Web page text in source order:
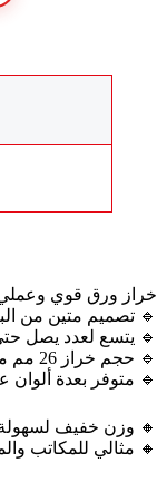
خراز ورق قوي وعملي
🔹 تصميم متين من
🔹 يتسع لعدد يصل حتى 20 ورقة لتثبيت ملفاتك بشكل
🔹 حجم خراز 26 مم مناسب لمختلف أنواع الأوراق والملفات.
🔹 متوفر بعدة
🔸 وزن خفيف لسهولة
🔸 مثالي للمكاتب